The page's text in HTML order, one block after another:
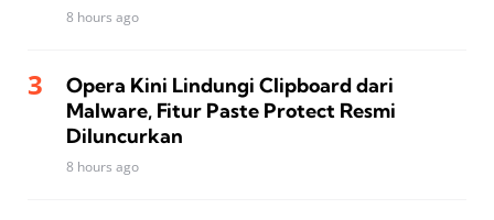
8 hours ago
Opera Kini Lindungi Clipboard dari
Malware, Fitur Paste Protect Resmi
Diluncurkan
8 hours ago